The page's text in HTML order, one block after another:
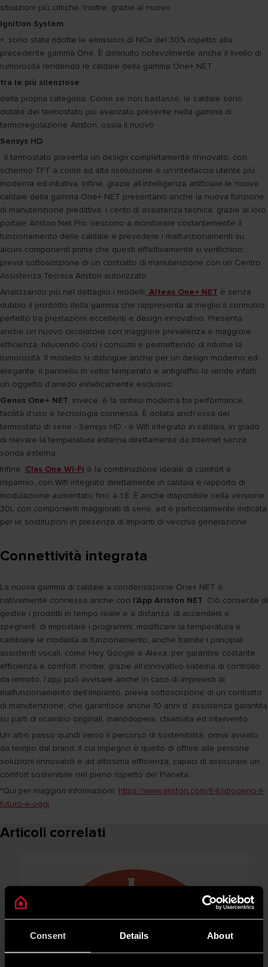
Consent Details About
situazioni più critiche. Inoltre, grazie al nuovo
Ignition System
+, sono state ridotte le emissioni di NOx del 30% rispetto alla
precedente gamma One. È diminuito notevolmente anche il livello di
rumorosità rendendo le caldaie della gamma One+ NET
tra le più silenziose
della propria categoria. Come se non bastasse, le caldaie sono
dotate del termostato più avanzato presente nella gamma di
termoregolazione Ariston, ossia il nuovo
Sensys HD
. Il termostato presenta un design completamente rinnovato, con
schermo TFT a colori ad alta risoluzione e un’interfaccia utente più
moderna ed intuitiva. Infine, grazie all’intelligenza artificiale le nuove
caldaie della gamma One+ NET presentano anche la nuova funzione
di manutenzione predittiva. I centri di assistenza tecnica, grazie al loro
portale Ariston Net Pro, riescono a monitorare costantemente il
funzionamento delle caldaie e prevedere i malfunzionamenti su
alcuni componenti prima che questi effettivamente si verifichino,
previa sottoscrizione di un contratto di manutenzione con un Centro
Assistenza Tecnica Ariston autorizzato.
Analizzando più nel dettaglio i modelli, Alteas One+ NET è senza
dubbio il prodotto della gamma che rappresenta al meglio il connubio
perfetto tra prestazioni eccellenti e design innovativo. Presenta
anche un nuovo circolatore con maggiore prevalenza e maggiore
efficienza, riducendo così i consumi e permettendo di ridurne la
rumorosità. Il modello si distingue anche per un design moderno ed
elegante: il pannello in vetro temperato e antigraffio lo rende infatti
un oggetto d’arredo esteticamente esclusivo.
Genus One+ NET, invece, è la sintesi moderna tra performance,
facilità d’uso e tecnologia connessa. È dotata anch’essa del
termostato di serie - Sensys HD - e Wifi integrato in caldaia, in grado
di rilevare la temperatura esterna direttamente da Internet senza
sonda esterna.
Infine, Clas One Wi-Fi è la combinazione ideale di comfort e
risparmio, con Wifi integrato direttamente in caldaia e rapporto di
modulazione aumentato fino a 1:8. È anche disponibile nella versione
30L con componenti maggiorati di serie, ed è particolarmente indicata
per le sostituzioni in presenza di impianti di vecchia generazione.
Connettività integrata
La nuova gamma di caldaie a condensazione One+ NET è
nativamente connessa anche con l’App Ariston NET. Ciò consente di
gestire i prodotti in tempo reale e a distanza, di accenderli e
spegnerli, di impostare i programmi, modificare la temperatura e
cambiare le modalità di funzionamento, anche tramite i principali
assistenti vocali, come Hey Google e Alexa, per garantire costante
efficienza e comfort. Inoltre, grazie all’innovativo sistema di controllo
da remoto, l’app può avvisare anche in caso di imprevisti di
malfunzionamento dell’impianto, previa sottoscrizione di un contratto
di manutenzione, che garantisce anche 10 anni d’ assistenza garantita
su parti di ricambio originali, manodopera, chiamata ed intervento.
Un altro passo quindi verso il percorso di sostenibilità, ormai avviato
da tempo dal brand, il cui impegno è quello di offrire alle persone
soluzioni rinnovabili e ad altissima efficienza, capaci di assicurare un
comfort sostenibile nel pieno rispetto del Pianeta.
*Qui per maggiori informazioni: https://www.ariston.com/it-it/idrogeno-il-
futuro-e-oggi
Articoli correlati